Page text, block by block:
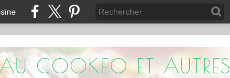
AU COOKEO ET AUTRES